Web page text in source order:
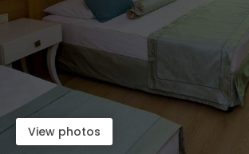
View photos